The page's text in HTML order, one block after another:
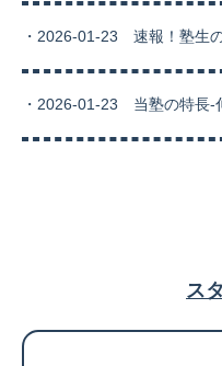
・2026-01-23 速報！塾生
・2026-01-23 当塾の特長-
ス